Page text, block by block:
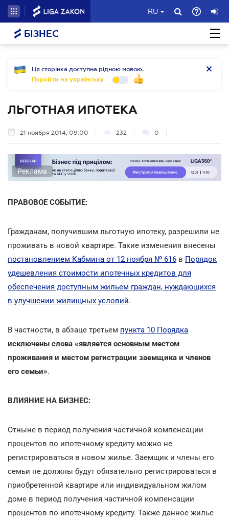
RU
БІЗНЕС
Ця сторінка доступна рідною мовою.
Перейти на українську
ЛЬГОТНАЯ ИПОТЕКА
21 ноября 2014, 09:00 232 0
Реклама
ПРАВОВОЕ СОБЫТИЕ:
Гражданам, получившим льготную ипотеку, разрешили не
проживать в новой квартире. Такие изменения внесены
постановлением Кабмина от 12 ноября № 616 в Порядок
удешевления стоимости ипотечных кредитов для
обеспечения доступным жильем граждан, нуждающихся
в улучшении жилищных условий.
В частности, в абзаце третьем пункта 10 Порядка
исключены слова «является основным местом
проживания и местом регистрации заемщика и членов
его семьи».
ВЛИЯНИЕ НА БИЗНЕС:
Отныне в период получения частичной компенсации
процентов по ипотечному кредиту можно не
регистрироваться в новом жилье. Заемщик и члены его
семьи не должны будут обязательно регистрироваться в
приобретенной квартире или индивидуальном жилом
доме в период получения частичной компенсации
процентов по ипотечному кредиту. Также данное жилье